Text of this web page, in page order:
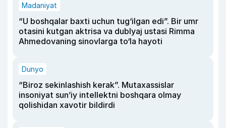
Madaniyat
“U boshqalar baxti uchun tug‘ilgan edi”. Bir umr
otasini kutgan aktrisa va dublyaj ustasi Rimma
Ahmedovaning sinovlarga to‘la hayoti
Dunyo
“Biroz sekinlashish kerak”. Mutaxassislar
insoniyat sun’iy intellektni boshqara olmay
qolishidan xavotir bildirdi